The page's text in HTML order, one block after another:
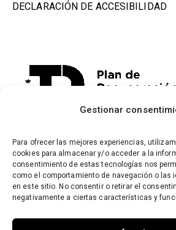
Gestionar
Para ofrecer las mejores experiencias,
cookies para almacenar y/o acceder a la
consentimiento de estas tecnologías nos
como el comportamiento de navegación o las
en este sitio. No consentir o retirar el
negativamente a ciertas características y
DECLARACIÓN DE ACCESIBILIDAD